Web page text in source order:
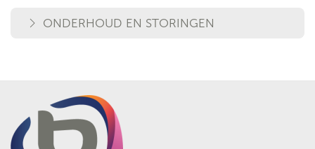
ONDERHOUD EN STORINGEN